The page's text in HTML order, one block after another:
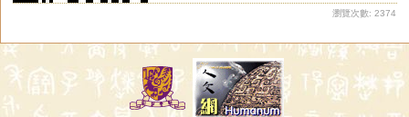
瀏覽次數: 2374